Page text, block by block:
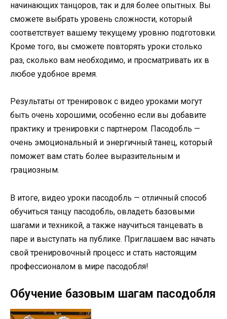
начинающих танцоров, так и для более опытных. Вы
сможете выбрать уровень сложности, который
соответствует вашему текущему уровню подготовки.
Кроме того, вы сможете повторять уроки столько
раз, сколько вам необходимо, и просматривать их в
любое удобное время.
Результаты от тренировок с видео уроками могут
быть очень хорошими, особенно если вы добавите
практику и тренировки с партнером. Пасодобль —
очень эмоциональный и энергичный танец, который
поможет вам стать более выразительным и
грациозным.
В итоге, видео уроки пасодобль — отличный способ
обучиться танцу пасодобль, овладеть базовыми
шагами и техникой, а также научиться танцевать в
паре и выступать на публике. Приглашаем вас начать
свой тренировочный процесс и стать настоящим
профессионалом в мире пасодобля!
Обучение базовым шагам пасодобля